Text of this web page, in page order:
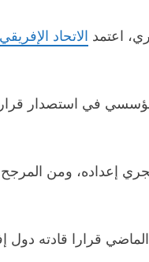
اعتمد الاتحاد الإفريقي
في استصدار
إعداده، ومن المرجح
قرارا قادته